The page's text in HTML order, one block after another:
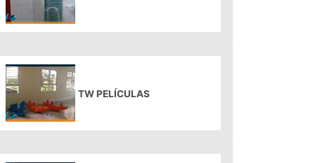
TW PELÍCULAS